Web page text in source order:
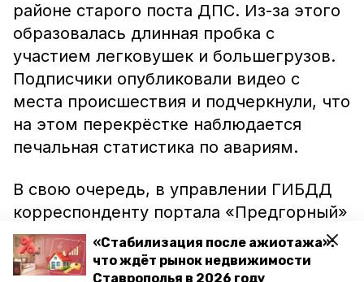
«Стабилизация после ажиотажа»:
что ждёт рынок недвижимости
Ставрополья в 2026 году
районе старого поста ДПС. Из-за этого
образовалась длинная пробка с
участием легковушек и большегрузов.
Подписчики опубликовали видео с
места происшествия и подчеркнули, что
на этом перекрёстке наблюдается
печальная статистика по авариям.
В свою очередь, в управлении ГИБДД
корреспонденту портала «Предгорный»
рассказали, что ДТП было
незначительным. Погибших и